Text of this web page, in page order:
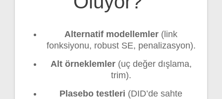
Alternatif modellemler (link
fonksiyonu, robust SE, penalizasyon).
Alt örneklemler(uç değer dışlama,
trim).
Plasebo testleri (DID’de sahte